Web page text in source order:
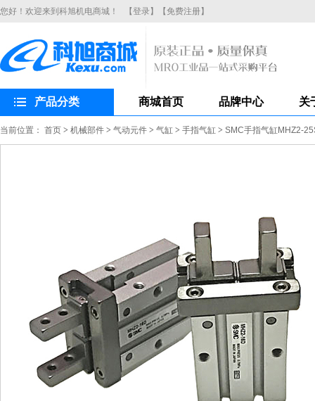
您好！欢迎来到科旭机电商城！ 【登录】 【免费注册】
产品分类 商城首页 品牌中心 关
当前位置： 首页 > 机械部件 > 气动元件 > 气缸 > 手指气缸 > SMC手指气缸MHZ2-